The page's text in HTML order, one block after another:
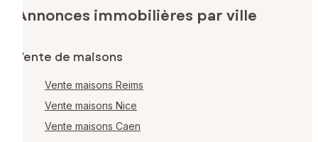
Annonces immobilières par ville
Vente de maisons
Vente maisons Reims
Vente maisons Nice
Vente maisons Caen